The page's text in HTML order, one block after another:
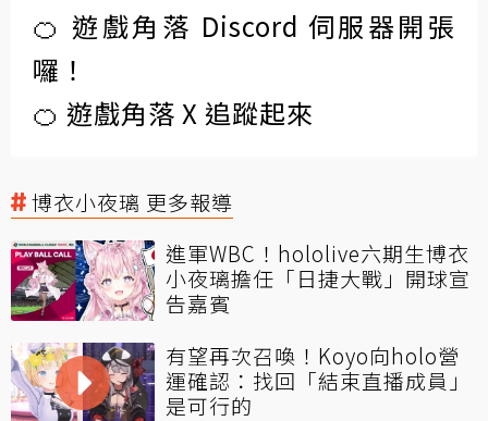
🍊 遊戲角落 Discord 伺服器開張
囉！
🍊 遊戲角落 X 追蹤起來
博衣小夜璃 更多報導
進軍WBC！hololive六期生博衣
小夜璃擔任「日捷大戰」開球宣
告嘉賓
有望再次召喚！Koyo向holo營
運確認：找回「結束直播成員」
是可行的